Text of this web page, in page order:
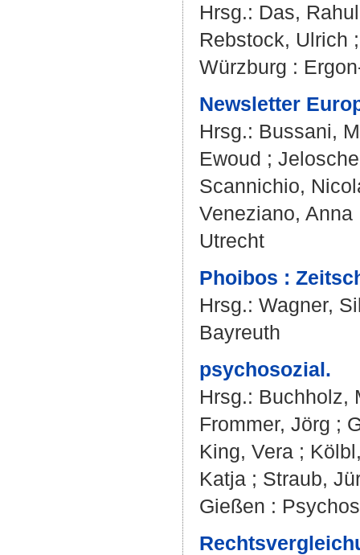
Hrsg.: Das,
Rebstock, Ulrich
Würzburg :
Newsletter
Hrsg.: Bussani,
Ewoud ;
Scannichio,
Veneziano, Anna
Utrecht
Phoibos :
Hrsg.: Wagner,
Bayreuth
psychosozial.
Hrsg.: Buchholz,
Frommer, Jörg ;
King, Vera ;
Katja ; Straub,
Gießen :